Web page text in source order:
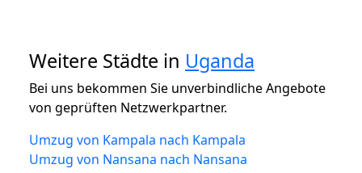
Weitere Städte in Uganda
Bei uns bekommen Sie unverbindliche Angebote
von geprüften Netzwerkpartner.
Umzug von Kampala nach Kampala
Umzug von Nansana nach Nansana